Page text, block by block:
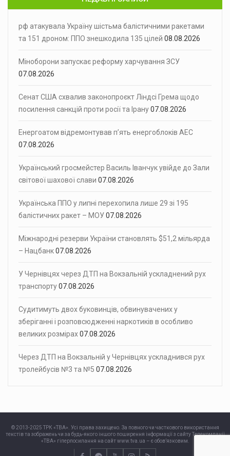
рф атакувала Україну шістьма балістичними ракетами
та 151 дроном: ППО знешкодила 135 цілей 08.08.2026
Міноборони запускає реформу харчування ЗСУ
07.08.2026
Сенат США схвалив законопроєкт Ліндсі Грема щодо
посилення санкцій проти росії та Ірану07.08.2026
Енергоатом відремонтував п’ять енергоблоків АЕС
07.08.2026
Український гросмейстер Василь Іванчук увійде до Зали
світової шахової слави 07.08.2026
Українська ППО у липні перехопила лише 29 зі 195
балістичних ракет – МОУ07.08.2026
Міжнародні резерви України становлять $51,2 мільярда
– Нацбанк07.08.2026
У Чернівцях через ДТП на Вокзальній ускладнений рух
транспорту07.08.2026
Судитимуть двох буковинців, обвинувачених у
зберіганні і розповсюдженні наркотиків в особливо
великих розмірах07.08.2026
Через ДТП на Вокзальній у Чернівцях ускладнився рух
тролейбусів №3 та №5 07.08.2026
© 2013-2025 ТРК «ТВА». Усі права захищено. За повного чи часткового використання
текстів та зображень чи за будь-якого іншого поширення інформації з сайту Телекомпанії
«ТВА» гіперпосилання на сайт www.tva.ua – є обов’язковим.